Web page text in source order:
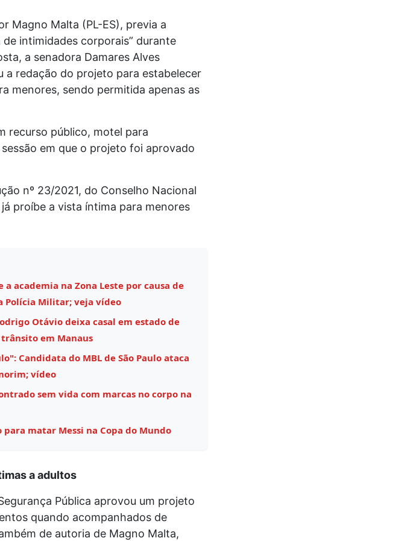
Magno Malta (PL-ES), previa a
intimidades corporais” durante
a senadora Damares Alves
a redação do projeto para estabelecer
menores, sendo permitida apenas as
recurso público, motel para
em que o projeto foi aprovado
nº 23/2021, do Conselho Nacional
proíbe a vista íntima para menores
academia na Zona Leste por causa de
Polícia Militar; veja vídeo
Otávio deixa casal em estado de
em Manaus
Candidata do MBL de São Paulo ataca
vídeo
sem vida com marcas no corpo na
matar Messi na Copa do Mundo
a adultos
Pública aprovou um projeto
quando acompanhados de
de autoria de Magno Malta,